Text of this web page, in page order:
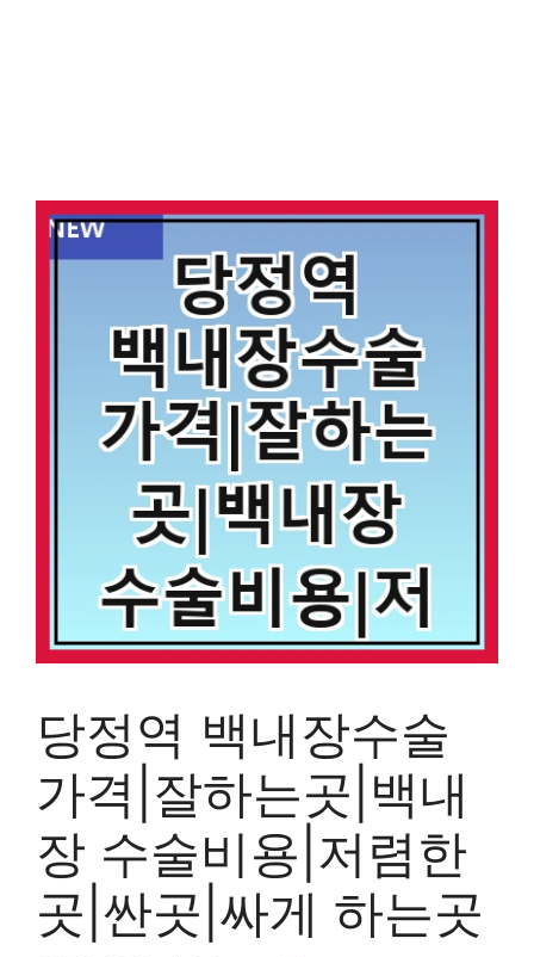
당정역 백내장수술
가격|잘하는곳|백내
장 수술비용|저렴한
곳|싼곳|싸게 하는곳